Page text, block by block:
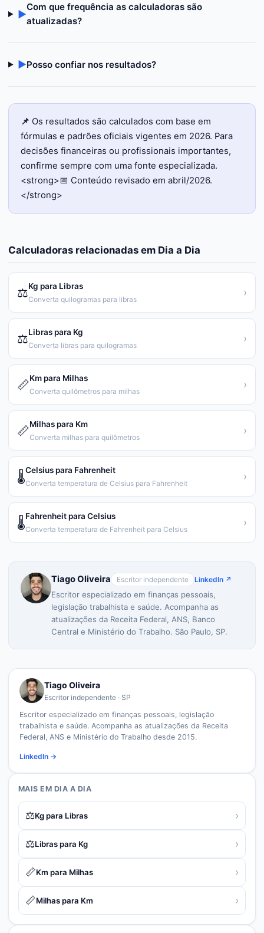
▶
Com que frequência as calculadoras são
atualizadas?
▶Posso confiar nos resultados?
📌 Os resultados são calculados com base em
fórmulas e padrões oficiais vigentes em 2026. Para
decisões financeiras ou profissionais importantes,
confirme sempre com uma fonte especializada.
<strong>📅 Conteúdo revisado em abril/2026.
</strong>
Calculadoras relacionadas em Dia a Dia
⚖️Kg para Libras
Converta quilogramas para libras
›
⚖️Libras para Kg
Converta libras para quilogramas
›
📏Km para Milhas
Converta quilômetros para milhas
›
📏Milhas para Km
Converta milhas para quilômetros
›
🌡️Celsius para Fahrenheit
Converta temperatura de Celsius para Fahrenheit
›
🌡️Fahrenheit para Celsius
Converta temperatura de Fahrenheit para Celsius
›
Tiago Oliveira Escritor independente LinkedIn ↗
Escritor especializado em finanças pessoais,
legislação trabalhista e saúde. Acompanha as
atualizações da Receita Federal, ANS, Banco
Central e Ministério do Trabalho. São Paulo, SP.
Tiago Oliveira
Escritor independente · SP
Escritor especializado em finanças pessoais, legislação
trabalhista e saúde. Acompanha as atualizações da Receita
Federal, ANS e Ministério do Trabalho desde 2015.
LinkedIn →
MAIS EM DIA A DIA
⚖️Kg para Libras ›
⚖️Libras para Kg ›
📏Km para Milhas ›
📏Milhas para Km ›